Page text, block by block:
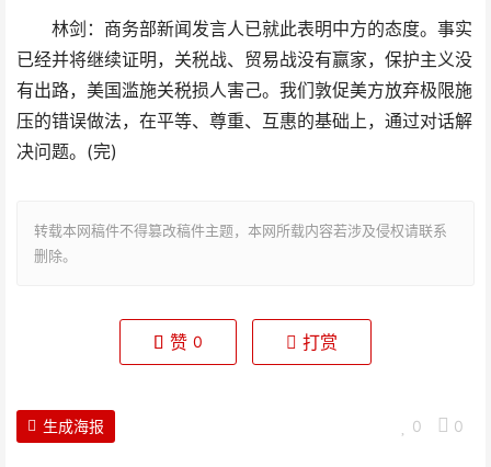
林剑：商务部新闻发言人已就此表明中方的态度。事实
已经并将继续证明，关税战、贸易战没有赢家，保护主义没
有出路，美国滥施关税损人害己。我们敦促美方放弃极限施
压的错误做法，在平等、尊重、互惠的基础上，通过对话解
决问题。(完)
转载本网稿件不得篡改稿件主题，本网所载内容若涉及侵权请联系
删除。
赞 0 打赏
0 0
生成海报